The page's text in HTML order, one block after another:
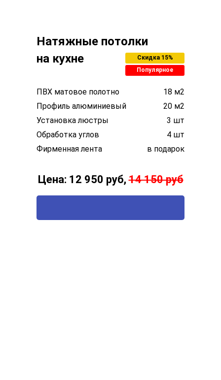
Натяжные потолки
Скидка 15%
на кухне
Популярное
ПВХ матовое полотно
18 м2
Профиль алюминиевый
20 м2
Установка люстры
3 шт
Обработка углов
4 шт
Фирменная лента
в подарок
Цена: 12 950 руб,14 150 руб